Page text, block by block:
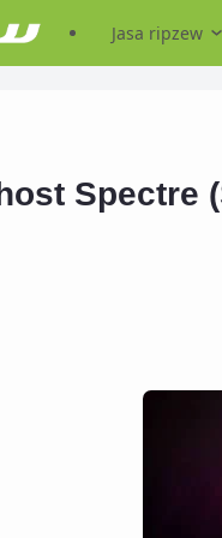
Jasa ripzew
Spectre